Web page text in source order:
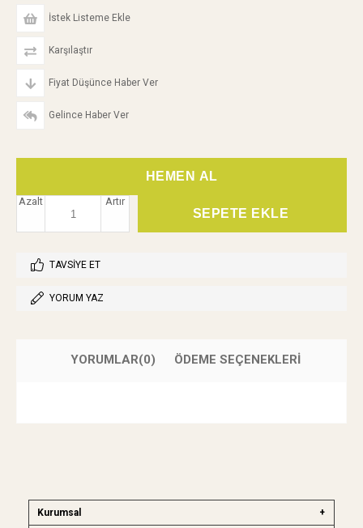
İstek Listeme Ekle
Karşılaştır
Fiyat Düşünce Haber Ver
Gelince Haber Ver
Artır
Azalt
TAVSIYE ET
YORUM YAZ
YORUMLAR(0) ÖDEME SEÇENEKLERI
Kurumsal